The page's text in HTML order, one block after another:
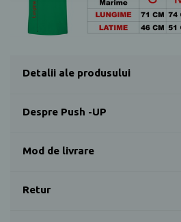
Detalii ale produsului
Despre Push -UP
Mod de livrare
Retur